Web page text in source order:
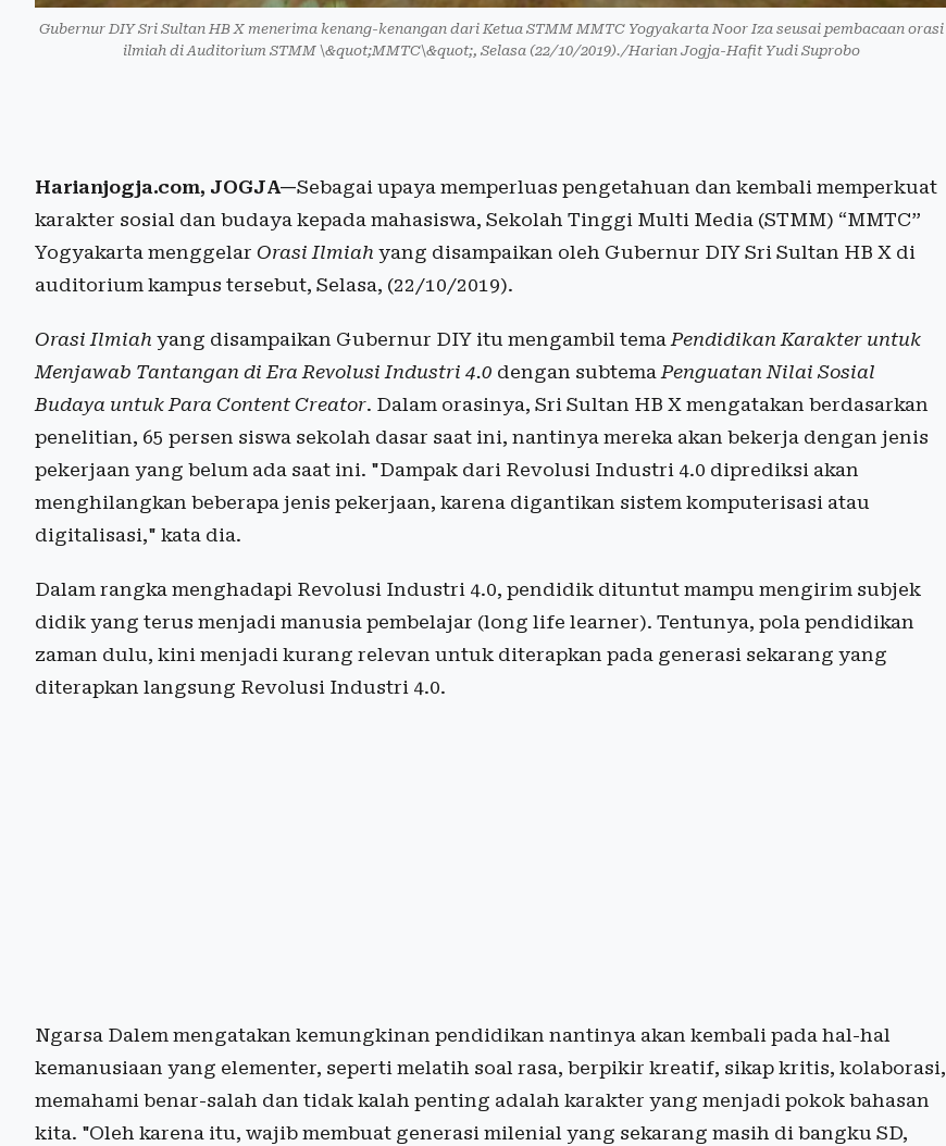
Gubernur DIY Sri Sultan HB X menerima kenang-kenangan dari Ketua STMM MMTC Yogyakarta Noor Iza seusai pembacaan orasi
ilmiah di Auditorium STMM \&quot;MMTC\&quot;, Selasa (22/10/2019)./Harian Jogja-Hafit Yudi Suprobo
Harianjogja.com, JOGJA—Sebagai upaya memperluas pengetahuan dan kembali memperkuat
karakter sosial dan budaya kepada mahasiswa, Sekolah Tinggi Multi Media (STMM) “MMTC”
Yogyakarta menggelar Orasi Ilmiah yang disampaikan oleh Gubernur DIY Sri Sultan HB X di
auditorium kampus tersebut, Selasa, (22/10/2019).
Orasi Ilmiah yang disampaikan Gubernur DIY itu mengambil temaPendidikan Karakter untuk
Menjawab Tantangan di Era Revolusi Industri 4.0 dengan subtemaPenguatan Nilai Sosial
Budaya untuk Para Content Creator. Dalam orasinya, Sri Sultan HB X mengatakan berdasarkan
penelitian, 65 persen siswa sekolah dasar saat ini, nantinya mereka akan bekerja dengan jenis
pekerjaan yang belum ada saat ini. "Dampak dari Revolusi Industri 4.0 diprediksi akan
menghilangkan beberapa jenis pekerjaan, karena digantikan sistem komputerisasi atau
digitalisasi," kata dia.
Dalam rangka menghadapi Revolusi Industri 4.0, pendidik dituntut mampu mengirim subjek
didik yang terus menjadi manusia pembelajar (long life learner). Tentunya, pola pendidikan
zaman dulu, kini menjadi kurang relevan untuk diterapkan pada generasi sekarang yang
diterapkan langsung Revolusi Industri 4.0.
Ngarsa Dalem mengatakan kemungkinan pendidikan nantinya akan kembali pada hal-hal
kemanusiaan yang elementer, seperti melatih soal rasa, berpikir kreatif, sikap kritis, kolaborasi,
memahami benar-salah dan tidak kalah penting adalah karakter yang menjadi pokok bahasan
kita. "Oleh karena itu, wajib membuat generasi milenial yang sekarang masih di bangku SD,